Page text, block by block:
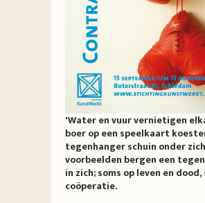
'Water en vuur vernietigen
boer op een speelkaart
tegenhanger schuin onder
voorbeelden bergen een
in zich; soms op leven en dood,
coöperatie.